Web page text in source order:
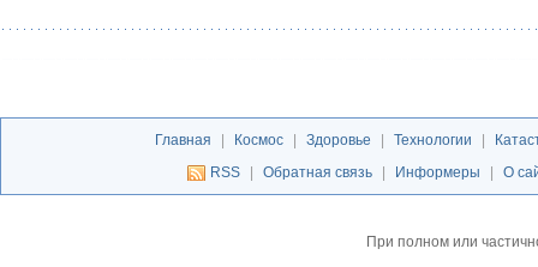
Главная | Космос | Здоровье | Технологии |
RSS
| Обратная связь | Информеры | О
При полном или